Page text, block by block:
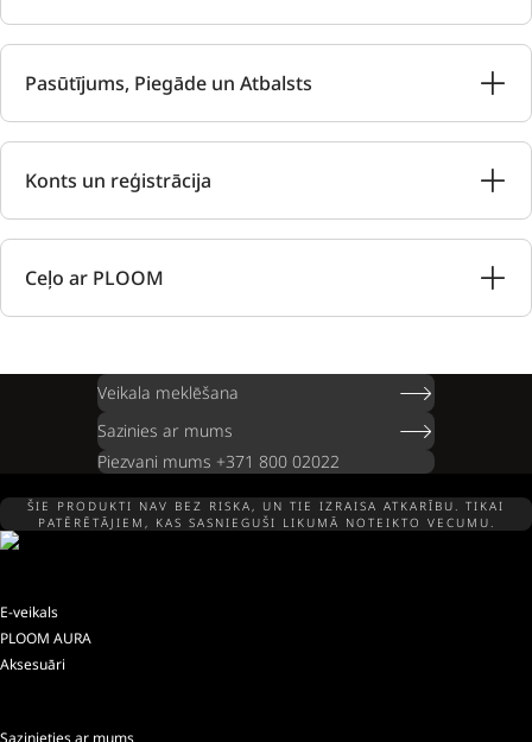
Pasūtījums, Piegāde un Atbalsts
Konts un reģistrācija
Ceļo ar PLOOM
Veikala meklēšana
Sazinies ar mums
Piezvani mums +371 800 02022
ŠIE PRODUKTI NAV BEZ RISKA, UN TIE IZRAISA ATKARĪBU. TIKAI
PATĒRĒTĀJIEM, KAS SASNIEGUŠI LIKUMĀ NOTEIKTO VECUMU.
E-veikals
PLOOM AURA
Aksesuāri
Sazinieties ar mums